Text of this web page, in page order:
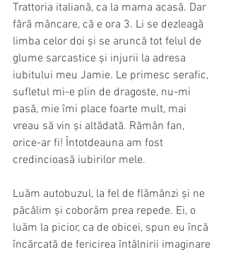
Trattoria italiană, ca la mama acasă. Dar
fără mâncare, că e ora 3. Li se dezleagă
limba celor doi și se aruncă tot felul de
glume sarcastice și injurii la adresa
iubitului meu Jamie. Le primesc serafic,
sufletul mi-e plin de dragoste, nu-mi
pasă, mie îmi place foarte mult, mai
vreau să vin și altădată. Rămân fan,
orice-ar fi! Întotdeauna am fost
credincioasă iubirilor mele.
Luăm autobuzul, la fel de flămânzi și ne
păcălim și coborâm prea repede. Ei, o
luăm la picior, ca de obicei, spun eu încă
încărcată de fericirea întâlnirii imaginare